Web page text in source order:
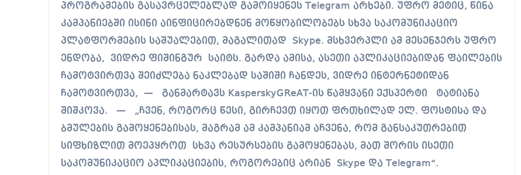
პროგრამების გასავრცელებლად გამოიყენეს Telegram არხები. უფრო მეტიც, წინა
კამპანიებში ისინი აინფიცირებდნენ მოწყობილობებს სხვა საკომუნიკაციო
პლატფორმების საშუალებით, მაგალითად Skype. მსხვერპლი ამ მესენჯერს უფრო
ენდობა, ვიდრე ფიშინგურ საიტს. გარდა ამისა, ასეთი აპლიკაციებიდან ფაილების
ჩამოტვირთვა შეიძლება ნაკლებად საშიში ჩანდეს, ვიდრე ინტერნეტიდან
ჩამოტვირთვა, — განმარტავს KasperskyGReAT-ის წამყვანი ექსპერტი ტატიანა
შიშკოვა. — „ჩვენ, როგორც წესი, გირჩევთ იყოთ ფრთხილად ელ. ფოსტისა და
ბმულების გამოყენებისას, მაგრამ ამ კამპანიამ აჩვენა, რომ განსაკუთრებით
სიფხიზლით მოეპყროთ სხვა რესურსების გამოყენებას, მათ შორის ისეთი
საკომუნიკაციო აპლიკაციების, როგორებიც არიან Skype და Telegram“.